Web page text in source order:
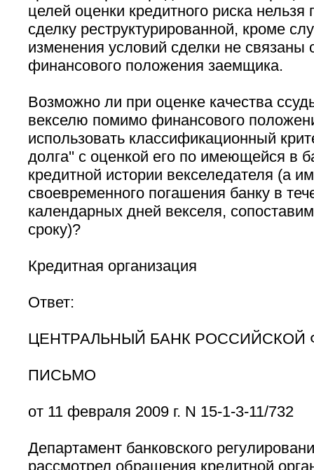
целей оценки кредитного риска нельзя
сделку реструктурированной, кроме
изменения условий сделки не связаны
финансового положения заемщика.
Возможно ли при оценке качества
векселю помимо финансового
использовать классификационный
долга'' с оценкой его по имеющейся в
кредитной истории векселедателя (а
своевременного погашения банку в
календарных дней векселя,
сроку)?
Кредитная организация
Ответ:
ЦЕНТРАЛЬНЫЙ БАНК РОССИЙСКОЙ
ПИСЬМО
от 11 февраля 2009 г. N 15-1-3-11/732
Департамент банковского
рассмотрел обращения кредитной